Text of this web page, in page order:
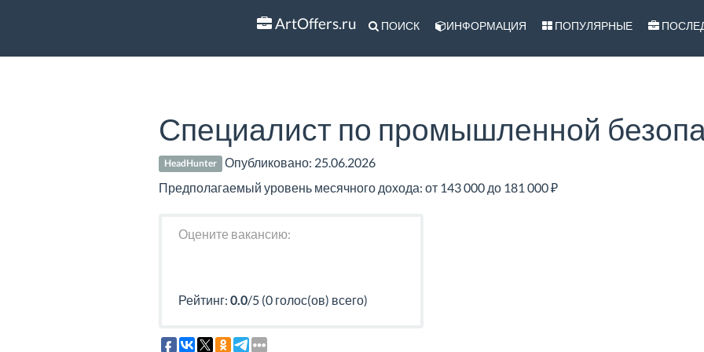
ArtOffers.ru ПОИСК ИНФОРМАЦИЯ ПОПУЛЯРНЫЕ
Специалист по промышленной
HeadHunter Опубликовано: 25.06.2026
Предполагаемый уровень месячного дохода: от 143 000 до 181 000 ₽
Оцените вакансию:
Рейтинг: 0.0/5 (0 голос(ов) всего)